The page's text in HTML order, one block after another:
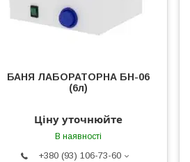
БАНЯ ЛАБОРАТОРНА БН-06
(6л)
Ціну уточнюйте
В наявності
+380 (93) 106-73-60